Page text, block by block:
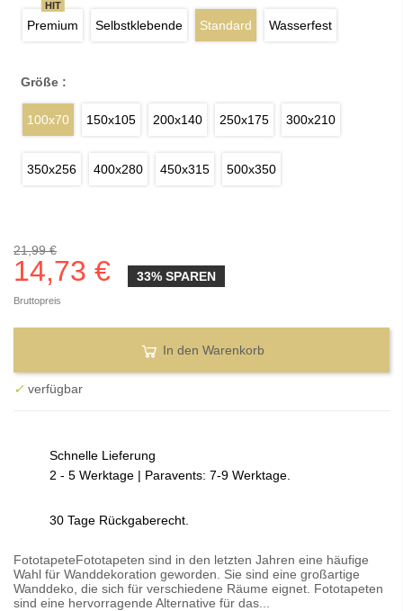
Premium
HIT
Selbstklebende Standard Wasserfest
Größe :
100x70 150x105 200x140 250x175 300x210
350x256 400x280 450x315 500x350
21,99 €
14,73 € 33% SPAREN
Bruttopreis
In den Warenkorb
✓ verfügbar
Schnelle Lieferung
2 - 5 Werktage | Paravents: 7-9 Werktage.
30 Tage Rückgaberecht.
FototapeteFototapeten sind in den letzten Jahren eine häufige
Wahl für Wanddekoration geworden. Sie sind eine großartige
Wanddeko, die sich für verschiedene Räume eignet. Fototapeten
sind eine hervorragende Alternative für das...